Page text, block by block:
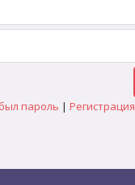
пароль | Регистрация